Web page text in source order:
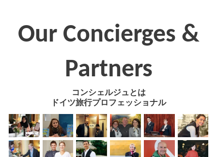
Our Concierges &
Partners
コンシェルジュとは
ドイツ旅行プロフェッショナル